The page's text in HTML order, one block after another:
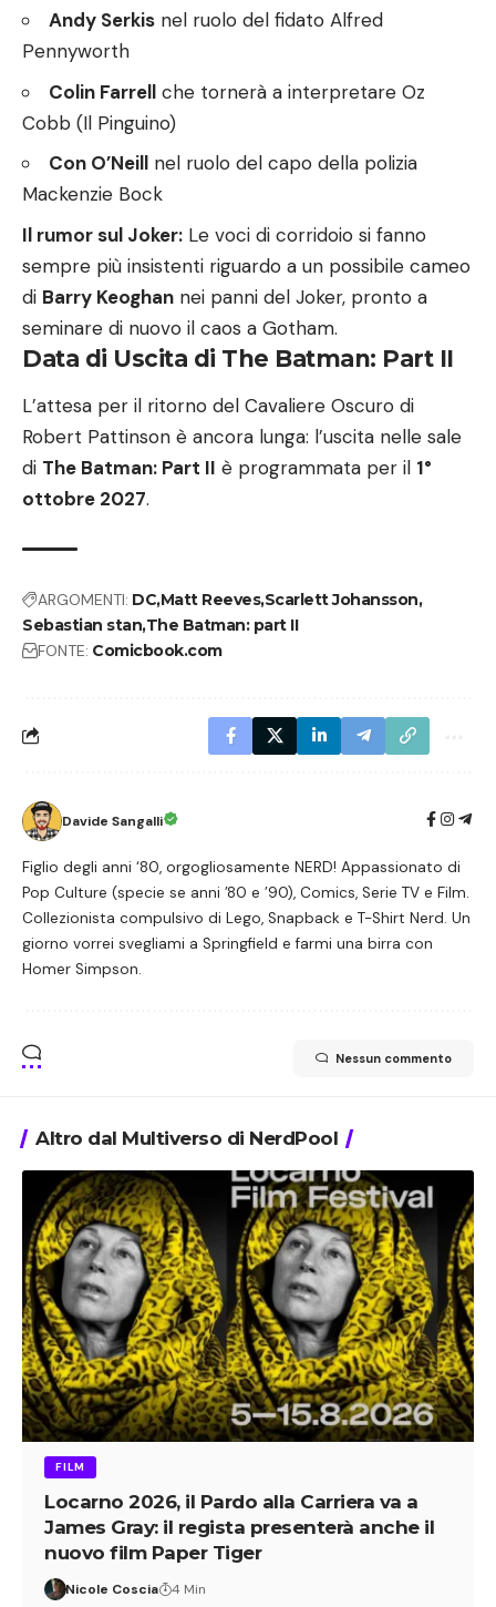
Andy Serkis nel ruolo del fidato Alfred
Pennyworth
Colin Farrell che tornerà a interpretare Oz
Cobb (Il Pinguino)
Con O’Neill nel ruolo del capo della polizia
Mackenzie Bock
Il rumor sul Joker: Le voci di corridoio si fanno
sempre più insistenti riguardo a un possibile cameo
di Barry Keoghan nei panni del Joker, pronto a
seminare di nuovo il caos a Gotham.
Data di Uscita di The Batman: Part II
L’attesa per il ritorno del Cavaliere Oscuro di
Robert Pattinson è ancora lunga: l’uscita nelle sale
di The Batman: Part II è programmata per il 1°
ottobre 2027.
ARGOMENTI: DCMatt ReevesScarlett Johansson
Sebastian stanThe Batman: part II
FONTE: Comicbook.com
Davide Sangalli
Figlio degli anni ‘80, orgogliosamente NERD! Appassionato di
Pop Culture (specie se anni ’80 e ’90), Comics, Serie TV e Film.
Collezionista compulsivo di Lego, Snapback e T-Shirt Nerd. Un
giorno vorrei svegliami a Springfield e farmi una birra con
Homer Simpson.
Nessun commento
Altro dal Multiverso di NerdPool
FILM
Locarno 2026, il Pardo alla Carriera va a
James Gray: il regista presenterà anche il
nuovo film Paper Tiger
Nicole Coscia 4 Min